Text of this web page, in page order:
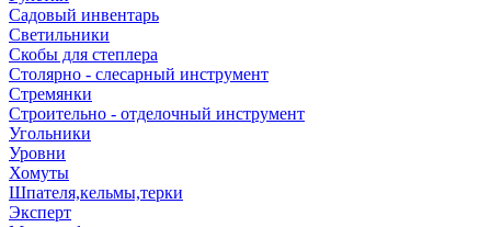
Садовый инвентарь
Светильники
Скобы для степлера
Столярно - слесарный инструмент
Стремянки
Строительно - отделочный инструмент
Угольники
Уровни
Хомуты
Шпателя,кельмы,терки
Эксперт